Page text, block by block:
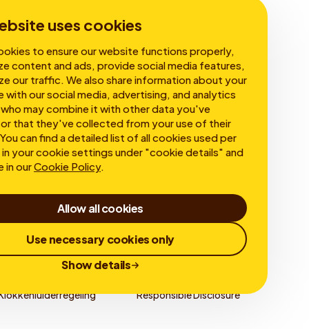
uses cookies
to ensure our website functions properly,
content and ads, provide social media features,
our traffic. We also share information about your
with our social media, advertising, and analytics
may combine it with other data you've
that they've collected from your use of their
can find a detailed list of all cookies used per
your cookie settings under "cookie details" and
in ourCookie Policy.
Allow all cookies
Use necessary cookies only
Show details
Responsible Disclosure